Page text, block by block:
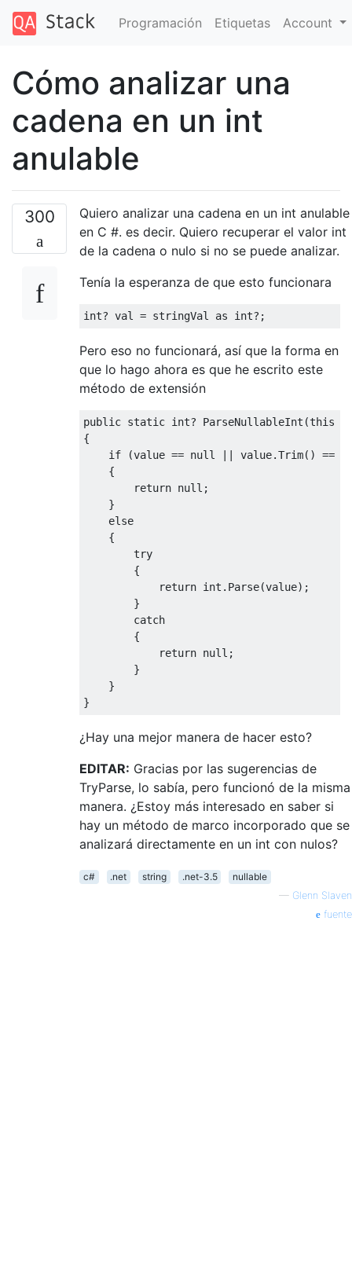
Programación Etiquetas Account
Cómo analizar una
cadena en un int
anulable
300
Quiero analizar una cadena en un int anulable
en C #. es decir. Quiero recuperar el valor int
de la cadena o nulo si no se puede analizar.
Tenía la esperanza de que esto funcionara
int? val = stringVal as int?;
Pero eso no funcionará, así que la forma en
que lo hago ahora es que he escrito este
método de extensión
public static int? ParseNullableInt (this
{
if
(value == null || value.Trim() ==
{
return null ;
}
else
{
try
{
return int . Parse(value);
}
catch
{
return null ;
}
}
}
¿Hay una mejor manera de hacer esto?
EDITAR: Gracias por las sugerencias de
TryParse, lo sabía, pero funcionó de la misma
manera. ¿Estoy más interesado en saber si
hay un método de marco incorporado que se
analizará directamente en un int con nulos?
c# .net string .net-3.5
nullable
— Glenn Slaven
fuente